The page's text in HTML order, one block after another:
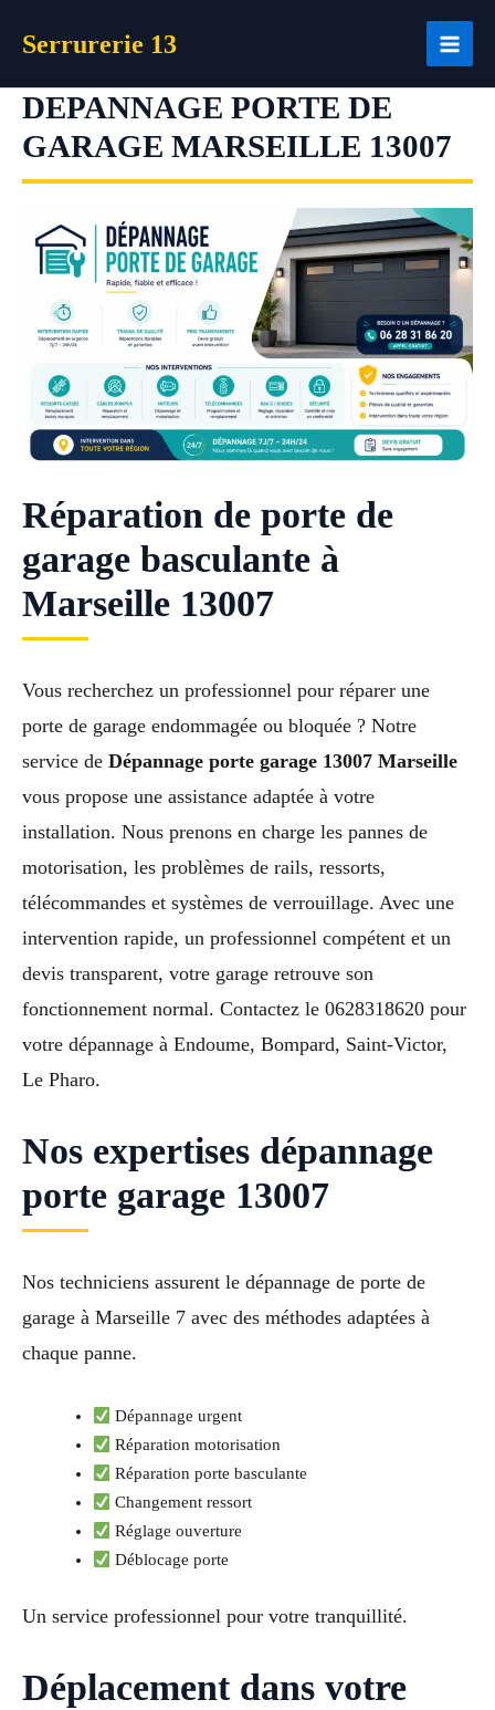
Serrurerie 13
DEPANNAGE PORTE DE
GARAGE MARSEILLE 13007
Réparation de porte de
garage basculante à
Marseille 13007
Vous recherchez un professionnel pour réparer une
porte de garage endommagée ou bloquée ? Notre
service de Dépannage porte garage 13007 Marseille
vous propose une assistance adaptée à votre
installation. Nous prenons en charge les pannes de
motorisation, les problèmes de rails, ressorts,
télécommandes et systèmes de verrouillage. Avec une
intervention rapide, un professionnel compétent et un
devis transparent, votre garage retrouve son
fonctionnement normal. Contactez le 0628318620 pour
votre dépannage à Endoume, Bompard, Saint-Victor,
Le Pharo.
Nos expertises dépannage
porte garage 13007
Nos techniciens assurent le dépannage de porte de
garage à Marseille 7 avec des méthodes adaptées à
chaque panne.
Dépannage urgent
Réparation motorisation
Réparation porte basculante
Changement ressort
Réglage ouverture
Déblocage porte
Un service professionnel pour votre tranquillité.
Déplacement dans votre